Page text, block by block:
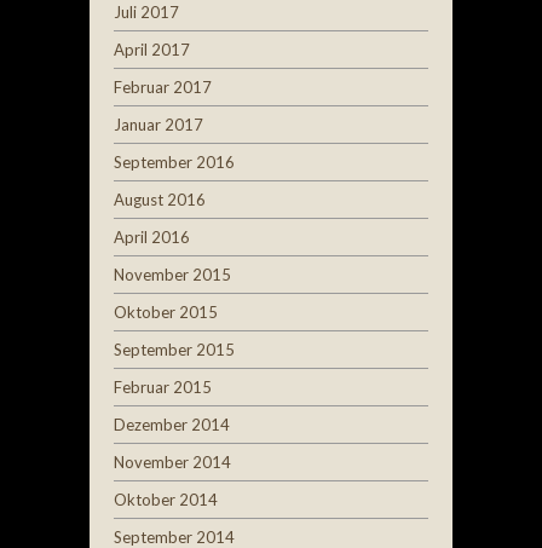
Juli 2017
April 2017
Februar 2017
Januar 2017
September 2016
August 2016
April 2016
November 2015
Oktober 2015
September 2015
Februar 2015
Dezember 2014
November 2014
Oktober 2014
September 2014